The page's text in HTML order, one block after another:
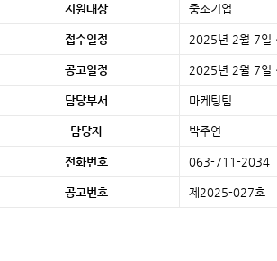
지원대상 중소기업
접수일정 2025년 2월 7일
공고일정 2025년 2월 7일
담당부서 마케팅팀
담당자 박주연
전화번호 063-711-2034
공고번호 제2025-027호